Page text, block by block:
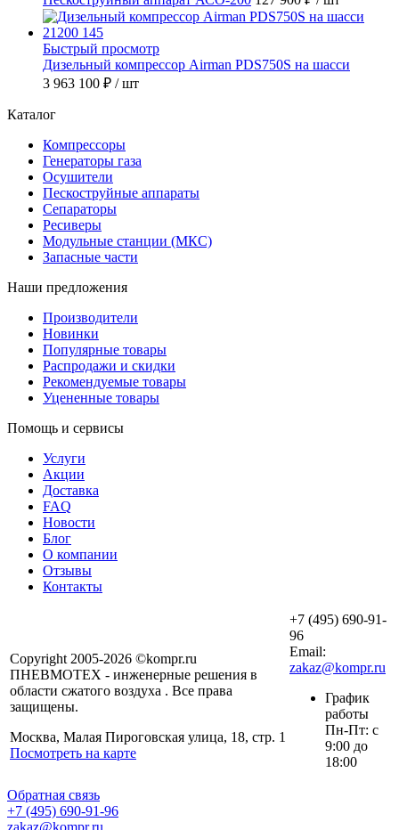
Быстрый просмотр
Дизельный компрессор Airman PDS750S на шасси
3 963 100 ₽ / шт
Каталог
Компрессоры
Генераторы газа
Осушители
Пескоструйные аппараты
Сепараторы
Ресиверы
Модульные станции (МКС)
Запасные части
Наши предложения
Производители
Новинки
Популярные товары
Распродажи и скидки
Рекомендуемые товары
Уцененные товары
Помощь и сервисы
Услуги
Акции
Доставка
FAQ
Новости
Блог
О компании
Отзывы
Контакты
Copyright 2005-2026 ©kompr.ru
ПНЕВМОТЕХ - инженерные решения в
области сжатого воздуха . Все права
защищены.
Москва, Малая Пироговская улица, 18, стр. 1
Посмотреть на карте
+7 (495) 690-91-
96
Email:
zakaz@kompr.ru
График
работы
Пн-Пт: с
9:00 до
18:00
Обратная связь
+7 (495) 690-91-96
zakaz@kompr.ru